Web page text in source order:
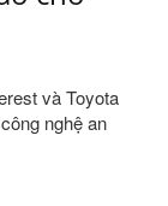
và Toyota
nghệ an